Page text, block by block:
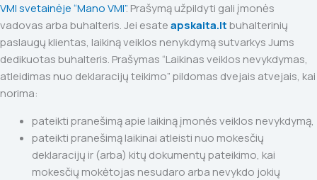
VMI svetainėje “Mano VMI”. Prašymą užpildyti gali įmonės
vadovas arba buhalteris. Jei esateapskaita.ltbuhalterinių
paslaugų klientas, laikiną veiklos nenykdymą sutvarkys Jums
dedikuotas buhalteris. Prašymas “Laikinas veiklos nevykdymas,
atleidimas nuo deklaracijų teikimo” pildomas dvejais atvejais, kai
norima:
pateikti pranešimą apie laikiną įmonės veiklos nevykdymą,
pateikti pranešimą laikinai atleisti nuo mokesčių
deklaracijų ir (arba) kitų dokumentų pateikimo, kai
mokesčių mokėtojas nesudaro arba nevykdo jokių